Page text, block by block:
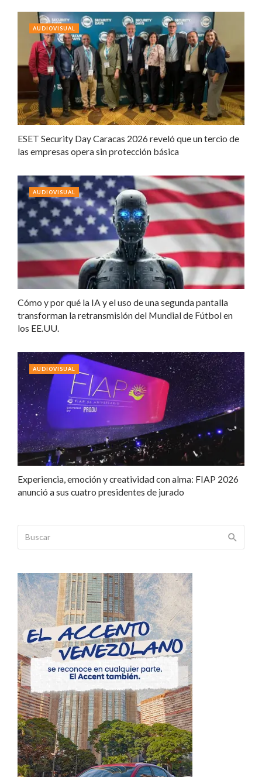
ESET Security Day Caracas 2026 reveló que un tercio de
las empresas opera sin protección básica
AUDIOVISUAL
Cómo y por qué la IA y el uso de una segunda pantalla
transforman la retransmisión del Mundial de Fútbol en
los EE.UU.
AUDIOVISUAL
Experiencia, emoción y creatividad con alma: FIAP 2026
anunció a sus cuatro presidentes de jurado
AUDIOVISUAL